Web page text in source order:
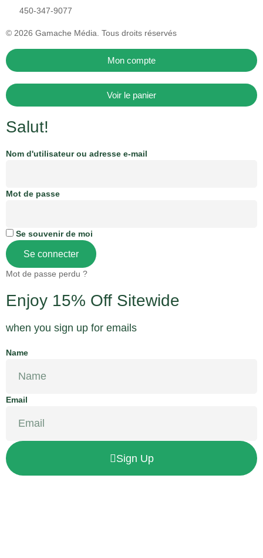
450-347-9077
© 2026 Gamache Média. Tous droits réservés
Mon compte
Voir le panier
Salut!
Nom d'utilisateur ou adresse e-mail
Mot de passe
Se souvenir de moi
Se connecter
Mot de passe perdu ?
Enjoy 15% Off Sitewide
when you sign up for emails
Name
Email
Sign Up